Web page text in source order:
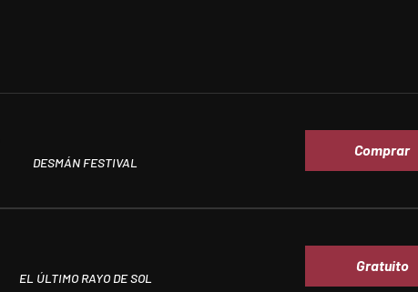
DESMÁN FESTIVAL
Comprar
EL ÚLTIMO RAYO DE SOL
Gratuito